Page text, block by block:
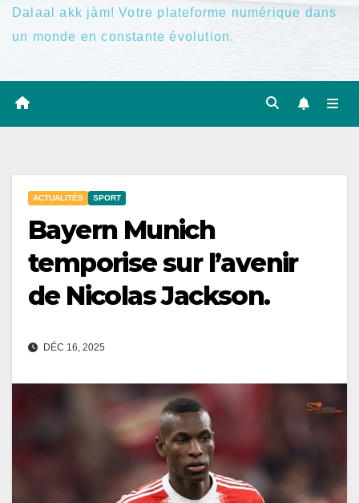
Dalaal akk jàm! Votre plateforme numérique dans
un monde en constante évolution.
ACTUALITÉS SPORT
Bayern Munich
temporise sur l’avenir
de Nicolas Jackson.
DÉC 16, 2025